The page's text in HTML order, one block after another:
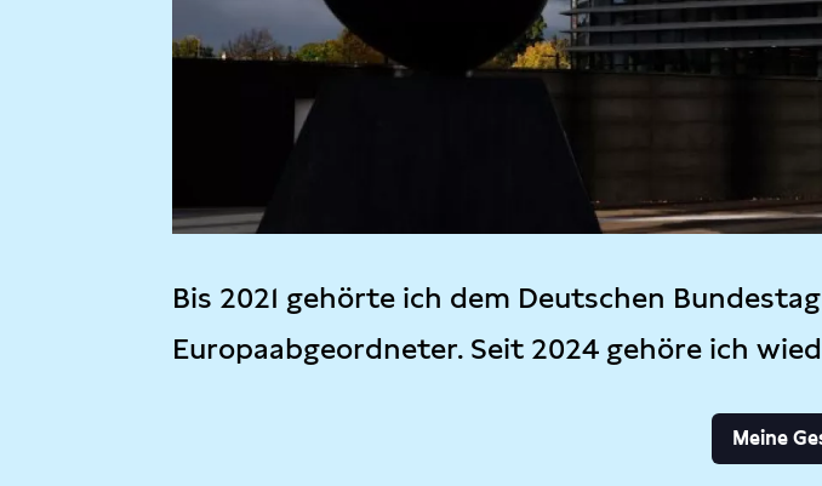
Bis 2021 gehörte ich dem Deutschen
Europaabgeordneter. Seit 2024 gehöre ich
Meine